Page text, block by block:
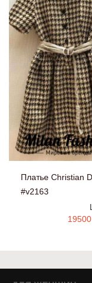
Платье Christian
#v2163